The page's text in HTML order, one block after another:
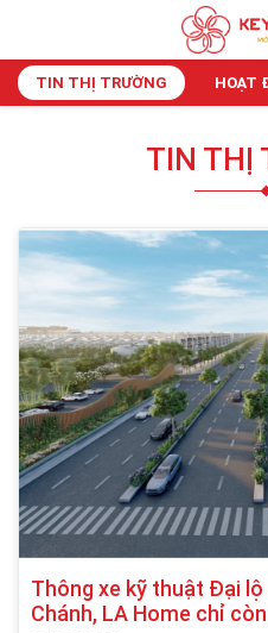
TIN THỊ TRƯỜNG HOẠT
TIN THỊ
Thông xe kỹ thuật Đại lộ
Chánh, LA Home chỉ